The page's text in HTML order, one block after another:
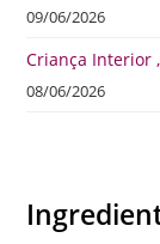
09/06/2026
Criança Interior
08/06/2026